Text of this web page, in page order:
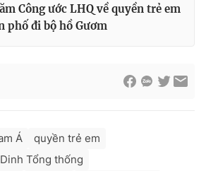
Công ước LHQ về quyền trẻ em
phố đi bộ hồ Gươm
Á
quyền trẻ em
Dinh Tổng thống